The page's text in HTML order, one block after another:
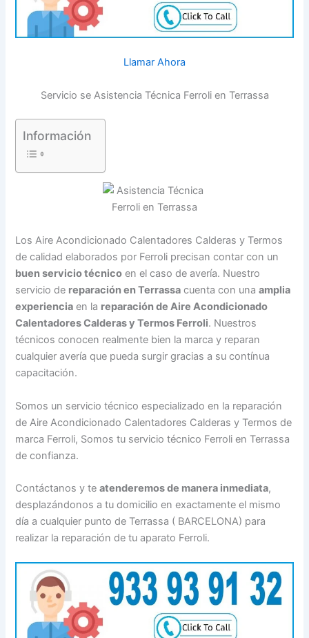
Llamar Ahora
Servicio se Asistencia Técnica Ferroli en Terrassa
Información
Los Aire Acondicionado Calentadores Calderas y Termos
de calidad elaborados por Ferroli precisan contar con un
buen servicio técnico en el caso de avería. Nuestro
servicio de reparación en Terrassa cuenta con unaamplia
experiencia en la reparación de Aire Acondicionado
Calentadores Calderas y Termos Ferroli. Nuestros
técnicos conocen realmente bien la marca y reparan
cualquier avería que pueda surgir gracias a su contínua
capacitación.
Somos un servicio técnico especializado en la reparación
de Aire Acondicionado Calentadores Calderas y Termos de
marca Ferroli, Somos tu servicio técnico Ferroli en Terrassa
de confianza.
Contáctanos y teatenderemos de manera inmediata,
desplazándonos a tu domicilio en exactamente el mismo
día a cualquier punto de Terrassa ( BARCELONA) para
realizar la reparación de tu aparato Ferroli.